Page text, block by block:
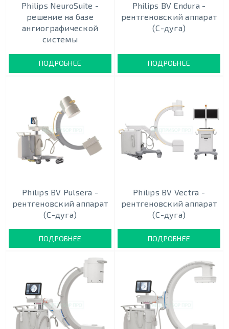
Philips NeuroSuite -
решение на базе
ангиографической
системы
ПОДРОБНЕЕ
Philips BV Endura -
рентгеновский аппарат
(С-дуга)
ПОДРОБНЕЕ
Philips BV Pulsera -
рентгеновский аппарат
(С-дуга)
ПОДРОБНЕЕ
Philips BV Vectra -
рентгеновский аппарат
(С-дуга)
ПОДРОБНЕЕ